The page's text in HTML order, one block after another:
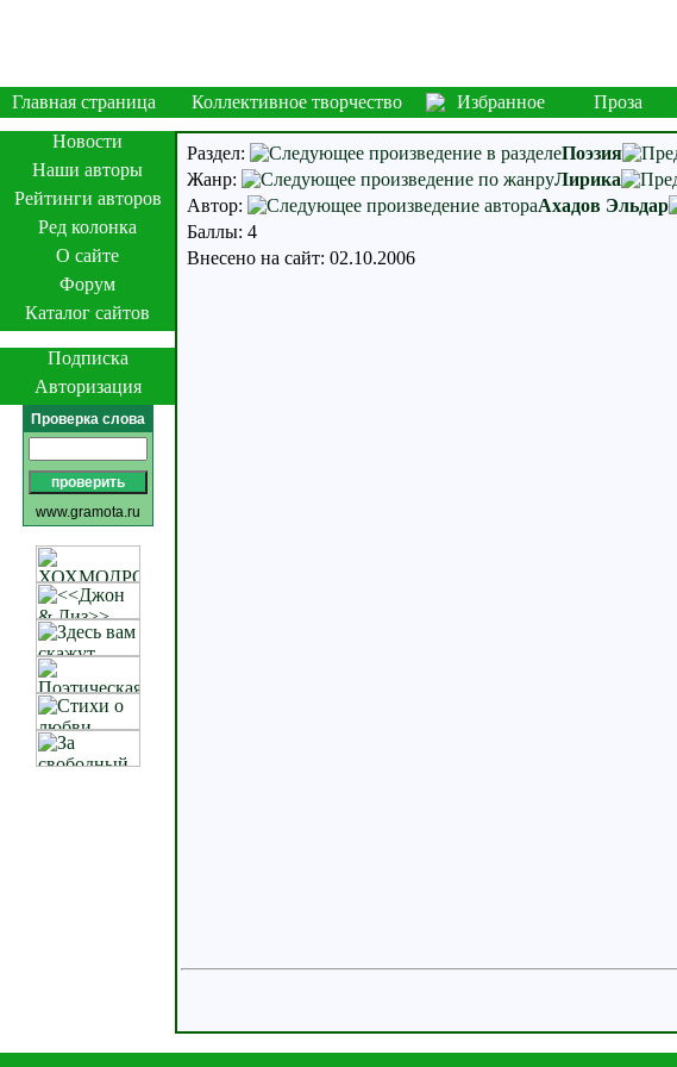
Главная страница Коллективное творчество Избранное Проза
Новости
Наши авторы
Рейтинги авторов
Ред колонка
О сайте
Форум
Каталог сайтов
Подписка
Авторизация
Проверка слова
www.gramota.ru
Раздел:
Поэзия
Жанр:
Лирика
Автор:
Ахадов Эльдар
Баллы: 4
Внесено на сайт: 02.10.2006